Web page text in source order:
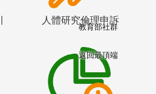
人體研究倫理申訴
教育部社群
返回最頂端